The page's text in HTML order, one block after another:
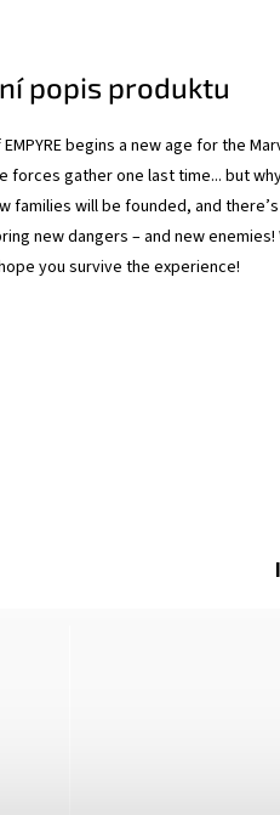
popis produktu
begins a new age for the
forces gather one last time... but
families will be founded, and
new dangers – and new
you survive the experience!